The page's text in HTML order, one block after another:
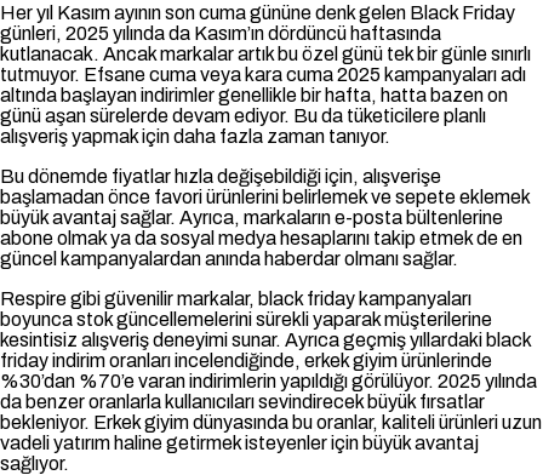
Her yıl Kasım ayının son cuma gününe denk gelen Black Friday
günleri, 2025 yılında da Kasım’ın dördüncü haftasında
kutlanacak. Ancak markalar artık bu özel günü tek bir günle sınırlı
tutmuyor. Efsane cuma veya kara cuma 2025 kampanyaları adı
altında başlayan indirimler genellikle bir hafta, hatta bazen on
günü aşan sürelerde devam ediyor. Bu da tüketicilere planlı
alışveriş yapmak için daha fazla zaman tanıyor.
Bu dönemde fiyatlar hızla değişebildiği için, alışverişe
başlamadan önce favori ürünlerini belirlemek ve sepete eklemek
büyük avantaj sağlar. Ayrıca, markaların e-posta bültenlerine
abone olmak ya da sosyal medya hesaplarını takip etmek de en
güncel kampanyalardan anında haberdar olmanı sağlar.
Respire gibi güvenilir markalar, black friday kampanyaları
boyunca stok güncellemelerini sürekli yaparak müşterilerine
kesintisiz alışveriş deneyimi sunar. Ayrıca geçmiş yıllardaki black
friday indirim oranları incelendiğinde, erkek giyim ürünlerinde
%30’dan %70’e varan indirimlerin yapıldığı görülüyor. 2025 yılında
da benzer oranlarla kullanıcıları sevindirecek büyük fırsatlar
bekleniyor. Erkek giyim dünyasında bu oranlar, kaliteli ürünleri uzun
vadeli yatırım haline getirmek isteyenler için büyük avantaj
sağlıyor.